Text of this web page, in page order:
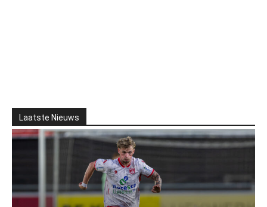
Laatste Nieuws